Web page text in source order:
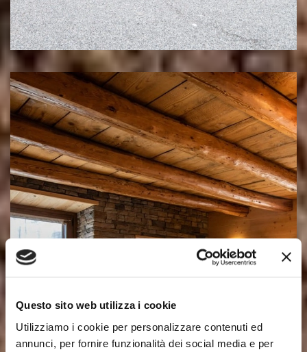
Questo sito web utilizza i cookie
Utilizziamo i cookie per personalizzare contenuti ed
annunci, per fornire funzionalità dei social media e per